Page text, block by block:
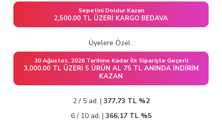
Sepetini Doldur Kazan
2,500.00 TL ÜZERI KARGO BEDAVA
Üyelere Özel :
30 Ağustos, 2026 Tarihine Kadar İlk Siparişte Geçerli
3,000.00 TL ÜZERI 5 ÜRÜN AL 75 TL ANINDA İNDIRIM
KAZAN
2 / 5 ad. | 377,73 TL %2
6 / 10 ad. | 366,17TL %5